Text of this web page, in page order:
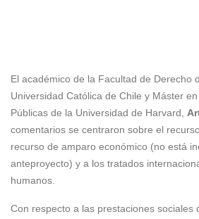
El académico de la Facultad de Derecho
Universidad Católica de Chile y Máster
Públicas de la Universidad de Harvard,
comentarios se centraron sobre el
recurso de amparo económico (no está
anteproyecto) y a los tratados
humanos.
Con respecto a las prestaciones sociales